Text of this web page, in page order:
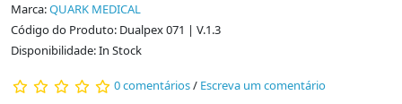
Marca:QUARK MEDICAL
Código do Produto: Dualpex 071 | V.1.3
Disponibilidade: In Stock
0 comentários/ Escreva um comentário